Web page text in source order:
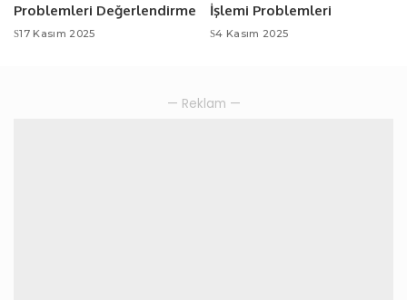
Problemleri Değerlendirme
17 Kasım 2025
İşlemi Problemleri
4 Kasım 2025
— Reklam —